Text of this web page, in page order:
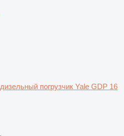
дизельный погрузчик Yale GDP 16